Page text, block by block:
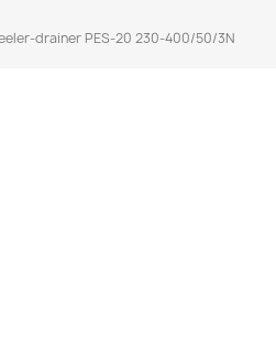
drainer PES-20 230-400/50/3N